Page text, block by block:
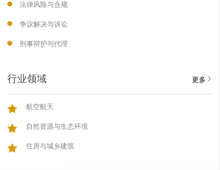
法律风险与合规
争议解决与诉讼
刑事辩护与代理
行业领域 更多
航空航天
自然资源与生态环境
住房与城乡建筑